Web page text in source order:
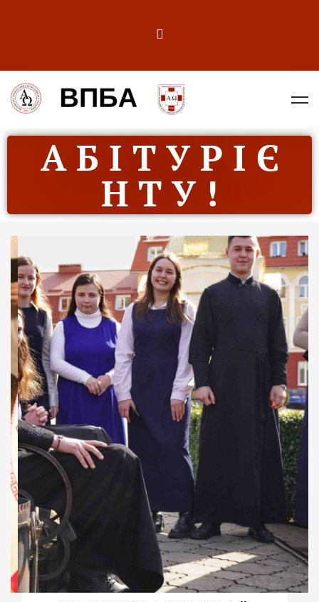
А Б І Т У Р І Є
Н Т У !
ДУХОВНО СИЛЬНІ!
ВПБА — спільнота, де
формується
покликання
Читати більше